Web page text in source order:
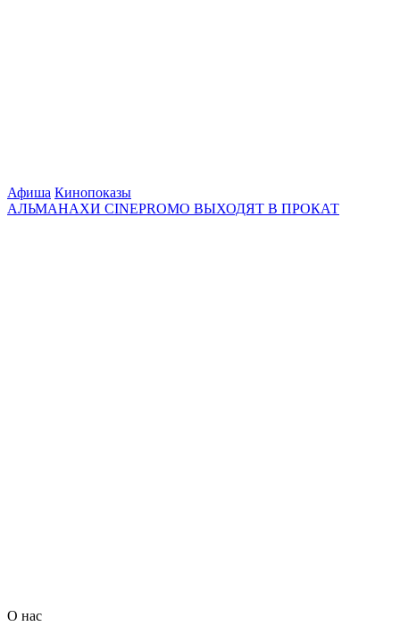
Афиша Кинопоказы
АЛЬМАНАХИ CINEPROMO ВЫХОДЯТ В ПРОКАТ
О нас